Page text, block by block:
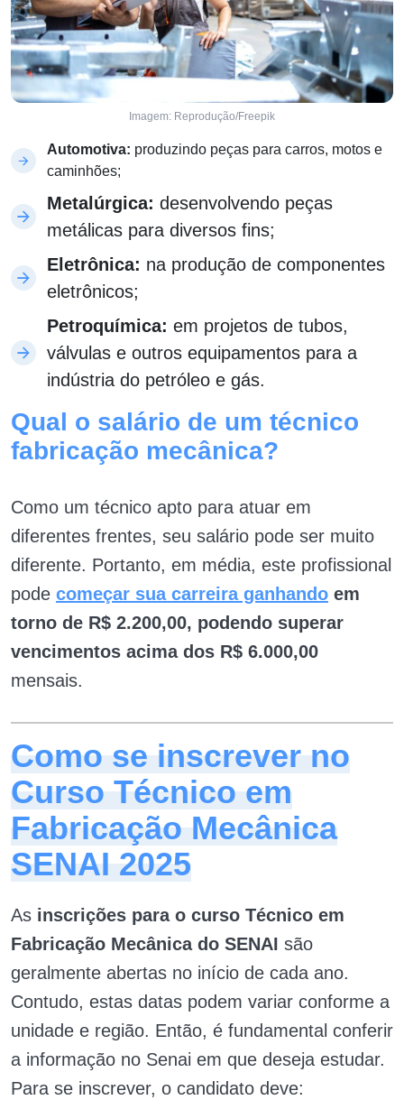
Imagem: Reprodução/Freepik
Automotiva: produzindo peças para carros, motos e
caminhões;
Metalúrgica: desenvolvendo peças
metálicas para diversos fins;
Eletrônica: na produção de componentes
eletrônicos;
Petroquímica: em projetos de tubos,
válvulas e outros equipamentos para a
indústria do petróleo e gás.
Qual o salário de um técnico
fabricação mecânica?
Como um técnico apto para atuar em
diferentes frentes, seu salário pode ser muito
diferente. Portanto, em média, este profissional
pode começar sua carreira ganhando em
torno de R$ 2.200,00, podendo superar
vencimentos acima dos R$ 6.000,00
mensais.
Como se inscrever no
Curso Técnico em
Fabricação Mecânica
SENAI 2025
As inscrições para o curso Técnico em
Fabricação Mecânica do SENAI são
geralmente abertas no início de cada ano.
Contudo, estas datas podem variar conforme a
unidade e região. Então, é fundamental conferir
a informação no Senai em que deseja estudar.
Para se inscrever, o candidato deve: